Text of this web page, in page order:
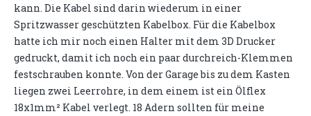
kann. Die Kabel sind darin wiederum in einer
Spritzwasser geschützten Kabelbox. Für die Kabelbox
hatte ich mir noch einen Halter mit dem 3D Drucker
gedruckt, damit ich noch ein paar durchreich-Klemmen
festschrauben konnte. Von der Garage bis zu dem Kasten
liegen zwei Leerrohre, in dem einem ist ein Ölflex
18x1mm² Kabel verlegt. 18 Adern sollten für meine